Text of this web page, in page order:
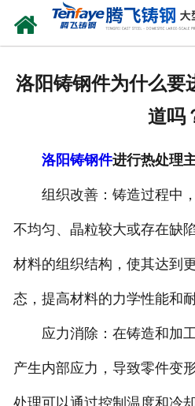
洛阳铸钢件为什么要
道吗
洛阳铸钢件进行热处理
组织改善：铸造过程中，
不均匀、晶粒较大或存在缺
材料的组织结构，使其达到
态，提高材料的力学性能和耐
应力消除：在铸造和加工
产生内部应力，导致零件变